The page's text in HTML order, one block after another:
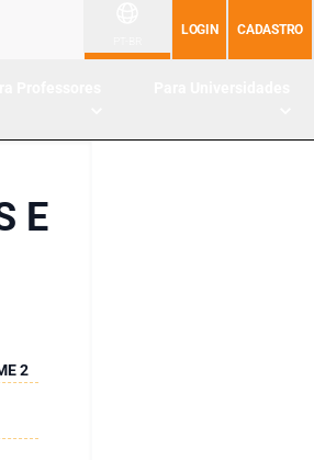
LOGIN CADASTRO
E
2